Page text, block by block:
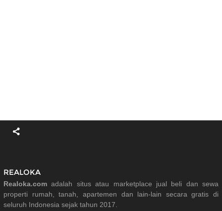
REALOKA
Realoka.com adalah situs atau marketplace jual beli dan sewa
properti rumah, tanah, apartemen dan lain-lain secara gratis di
seluruh Indonesia sejak tahun 2017.